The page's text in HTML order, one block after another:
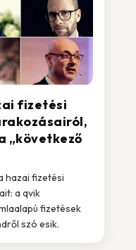
fizetési
„következő
hazai fizetési
a qvik
fizetések
szó esik.